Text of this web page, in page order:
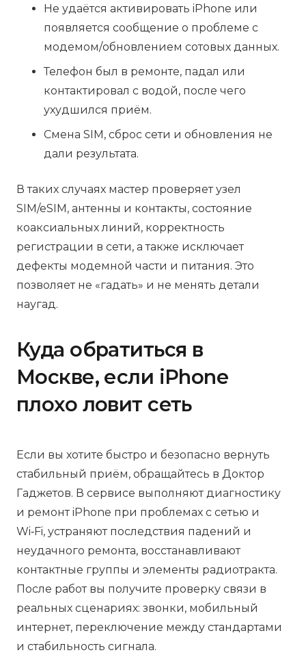
Не удаётся активировать iPhone или
появляется сообщение о проблеме с
модемом/обновлением сотовых данных.
Телефон был в ремонте, падал или
контактировал с водой, после чего
ухудшился приём.
Смена SIM, сброс сети и обновления не
дали результата.
В таких случаях мастер проверяет узел
SIM/eSIM, антенны и контакты, состояние
коаксиальных линий, корректность
регистрации в сети, а также исключает
дефекты модемной части и питания. Это
позволяет не «гадать» и не менять детали
наугад.
Куда обратиться в
Москве, если iPhone
плохо ловит сеть
Если вы хотите быстро и безопасно вернуть
стабильный приём, обращайтесь в Доктор
Гаджетов. В сервисе выполняют диагностику
и ремонт iPhone при проблемах с сетью и
Wi‑Fi, устраняют последствия падений и
неудачного ремонта, восстанавливают
контактные группы и элементы радиотракта.
После работ вы получите проверку связи в
реальных сценариях: звонки, мобильный
интернет, переключение между стандартами
и стабильность сигнала.